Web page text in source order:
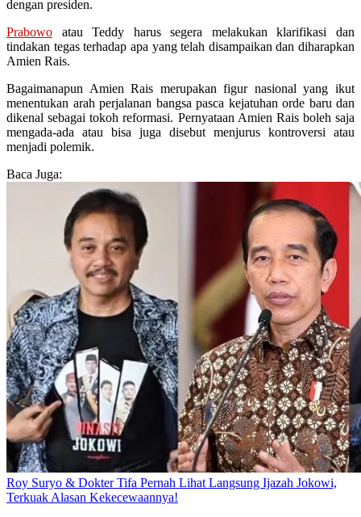
dengan presiden.
Prabowo atau Teddy harus segera melakukan klarifikasi dan
tindakan tegas terhadap apa yang telah disampaikan dan diharapkan
Amien Rais.
Bagaimanapun Amien Rais merupakan figur nasional yang ikut
menentukan arah perjalanan bangsa pasca kejatuhan orde baru dan
dikenal sebagai tokoh reformasi. Pernyataan Amien Rais boleh saja
mengada-ada atau bisa juga disebut menjurus kontroversi atau
menjadi polemik.
Baca Juga:
Roy Suryo & Dokter Tifa Pernah Lihat Langsung Ijazah Jokowi,
Terkuak Alasan Kekecewaannya!